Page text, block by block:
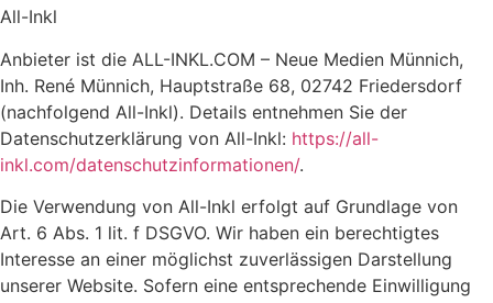
All-Inkl
Anbieter ist die ALL-INKL.COM – Neue Medien Münnich,
Inh. René Münnich, Hauptstraße 68, 02742 Friedersdorf
(nachfolgend All-Inkl). Details entnehmen Sie der
Datenschutzerklärung von All-Inkl: https://all-
inkl.com/datenschutzinformationen/.
Die Verwendung von All-Inkl erfolgt auf Grundlage von
Art. 6 Abs. 1 lit. f DSGVO. Wir haben ein berechtigtes
Interesse an einer möglichst zuverlässigen Darstellung
unserer Website. Sofern eine entsprechende Einwilligung